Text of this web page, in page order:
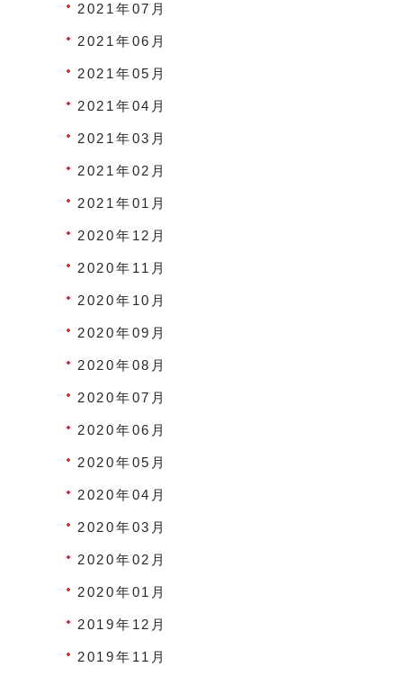
2021年07月
2021年06月
2021年05月
2021年04月
2021年03月
2021年02月
2021年01月
2020年12月
2020年11月
2020年10月
2020年09月
2020年08月
2020年07月
2020年06月
2020年05月
2020年04月
2020年03月
2020年02月
2020年01月
2019年12月
2019年11月